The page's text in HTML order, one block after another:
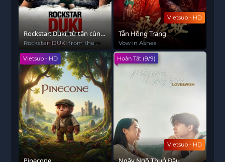
Rockstar: Duki, từ tận cùng
thế giới
Rockstar: DUKI from the
End of the World
Vietsub - HD
Tẫn Hồng Trang
Vow in Ashes
Vietsub - HD
Vietsub - HD
Hoàn Tất (9/9)